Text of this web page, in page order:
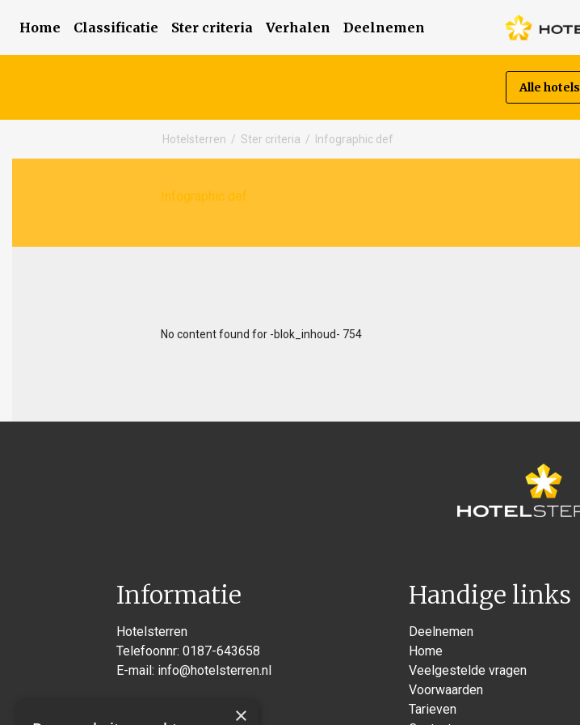
Home Classificatie Ster criteria Verhalen Deelnemen
Alle hotels
Hotelsterren / Ster criteria / Infographic def
Infographic def
No content found for -blok_inhoud- 754
Informatie
Hotelsterren
Telefoonnr: 0187-643658
E-mail: info@hotelsterren.nl
Handige links
Deelnemen
Home
Veelgestelde vragen
Voorwaarden
Tarieven
×